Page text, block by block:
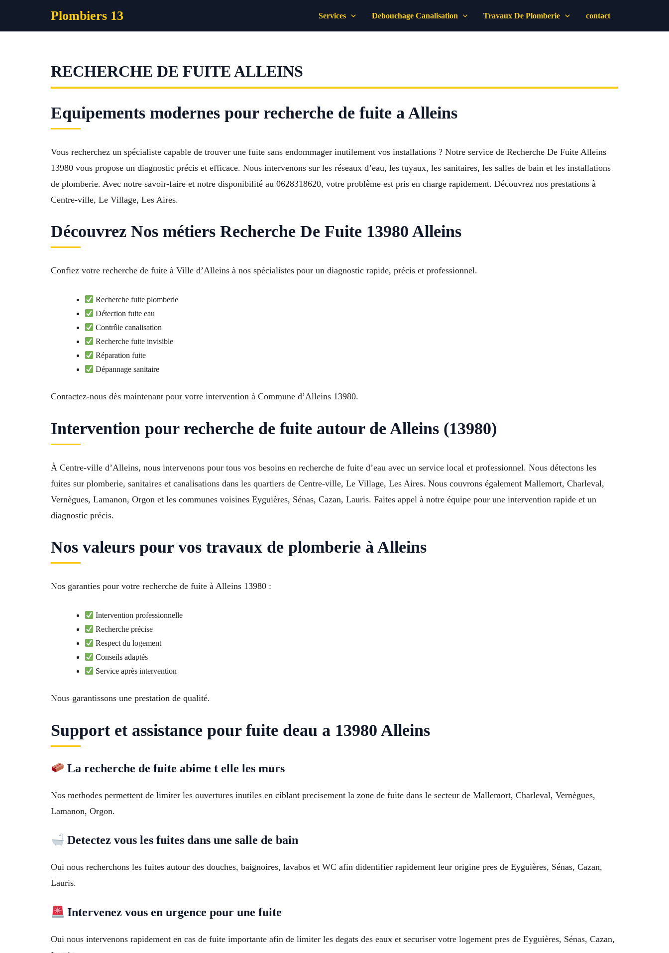
contenu
Plombiers 13 Services Debouchage Canalisation Travaux De Plomberie contact
RECHERCHE DE FUITE ALLEINS
Equipements modernes pour recherche de fuite a Alleins
Vous recherchez un spécialiste capable de trouver une fuite sans endommager inutilement vos installations ? Notre service de Recherche De Fuite Alleins
13980 vous propose un diagnostic précis et efficace. Nous intervenons sur les réseaux d’eau, les tuyaux, les sanitaires, les salles de bain et les installations
de plomberie. Avec notre savoir-faire et notre disponibilité au 0628318620, votre problème est pris en charge rapidement. Découvrez nos prestations à
Centre-ville, Le Village, Les Aires.
Découvrez Nos métiers Recherche De Fuite 13980 Alleins
Confiez votre recherche de fuite à Ville d’Alleins à nos spécialistes pour un diagnostic rapide, précis et professionnel.
Recherche fuite plomberie
Détection fuite eau
Contrôle canalisation
Recherche fuite invisible
Réparation fuite
Dépannage sanitaire
Contactez-nous dès maintenant pour votre intervention à Commune d’Alleins 13980.
Intervention pour recherche de fuite autour de Alleins (13980)
À Centre-ville d’Alleins, nous intervenons pour tous vos besoins en recherche de fuite d’eau avec un service local et professionnel. Nous détectons les
fuites sur plomberie, sanitaires et canalisations dans les quartiers de Centre-ville, Le Village, Les Aires. Nous couvrons également Mallemort, Charleval,
Vernègues, Lamanon, Orgon et les communes voisines Eyguières, Sénas, Cazan, Lauris. Faites appel à notre équipe pour une intervention rapide et un
diagnostic précis.
Nos valeurs pour vos travaux de plomberie à Alleins
Nos garanties pour votre recherche de fuite à Alleins 13980 :
Intervention professionnelle
Recherche précise
Respect du logement
Conseils adaptés
Service après intervention
Nous garantissons une prestation de qualité.
Support et assistance pour fuite deau a 13980 Alleins
La recherche de fuite abime t elle les murs
Nos methodes permettent de limiter les ouvertures inutiles en ciblant precisement la zone de fuite dans le secteur de Mallemort, Charleval, Vernègues,
Lamanon, Orgon.
Detectez vous les fuites dans une salle de bain
Oui nous recherchons les fuites autour des douches, baignoires, lavabos et WC afin didentifier rapidement leur origine pres de Eyguières, Sénas, Cazan,
Lauris.
Intervenez vous en urgence pour une fuite
Oui nous intervenons rapidement en cas de fuite importante afin de limiter les degats des eaux et securiser votre logement pres de Eyguières, Sénas, Cazan,